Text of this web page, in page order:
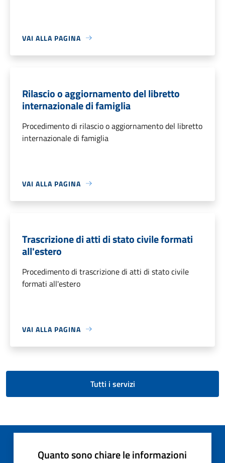
VAI ALLA PAGINA
Rilascio o aggiornamento del libretto
internazionale di famiglia
Procedimento di rilascio o aggiornamento del libretto
internazionale di famiglia
VAI ALLA PAGINA
Trascrizione di atti di stato civile formati
all'estero
Procedimento di trascrizione di atti di stato civile
formati all'estero
VAI ALLA PAGINA
Tutti i servizi
Quanto sono chiare le informazioni